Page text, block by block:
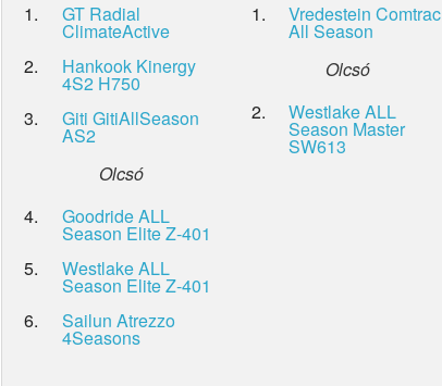
1.
GT Radial
ClimateActive
2.
Hankook Kinergy
4S2 H750
3.
Giti GitiAllSeason
AS2
Olcsó
4.
Goodride ALL
Season Elite Z-401
5.
Westlake ALL
Season Elite Z-401
6.
Sailun Atrezzo
4Seasons
1.
Vredestein Comtrac
All Season
Olcsó
2.
Westlake ALL
Season Master
SW613